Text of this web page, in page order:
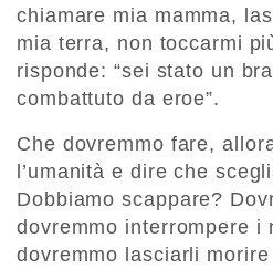
chiamare mia mamma,
mia terra, non toccarmi
risponde: “sei stato un
combattuto da eroe”.
Che dovremmo fare,
l’umanità e dire che
Dobbiamo scappare?
dovremmo interrompere i
dovremmo lasciarli